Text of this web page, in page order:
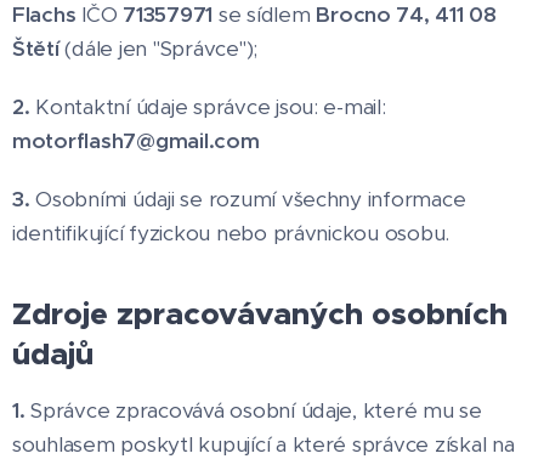
Flachs IČO 71357971 se sídlem Brocno 74, 411 08
Štětí(dále jen "Správce");
2. Kontaktní údaje správce jsou: e-mail:
motorflash7@gmail.com
3.Osobními údaji se rozumí všechny informace
identifikující fyzickou nebo právnickou osobu.
Zdroje zpracovávaných osobních
údajů
1.Správce zpracovává osobní údaje, které mu se
souhlasem poskytl kupující a které správce získal na